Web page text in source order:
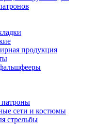
продукция
сети и костюмы
стрельбы